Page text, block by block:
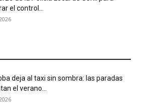
el control...
deja al taxi sin sombra: las paradas
el verano...